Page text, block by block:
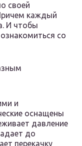
своей
каждый
И чтобы
со
и
оснащены
давление
до
перекачку